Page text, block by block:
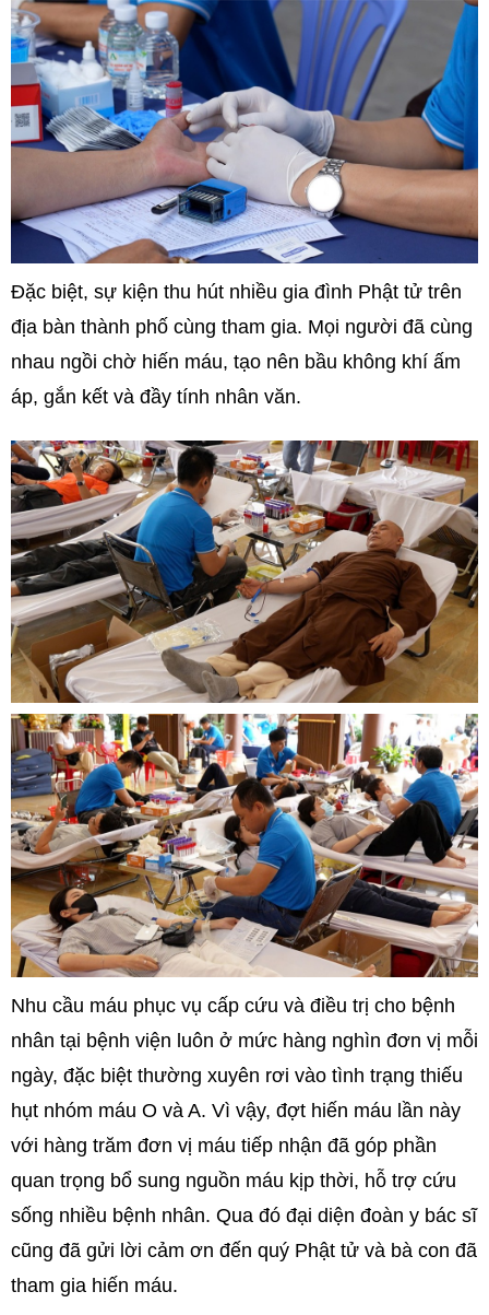
Đặc biệt, sự kiện thu hút nhiều gia đình Phật tử trên
địa bàn thành phố cùng tham gia. Mọi người đã cùng
nhau ngồi chờ hiến máu, tạo nên bầu không khí ấm
áp, gắn kết và đầy tính nhân văn.
Nhu cầu máu phục vụ cấp cứu và điều trị cho bệnh
nhân tại bệnh viện luôn ở mức hàng nghìn đơn vị mỗi
ngày, đặc biệt thường xuyên rơi vào tình trạng thiếu
hụt nhóm máu O và A. Vì vậy, đợt hiến máu lần này
với hàng trăm đơn vị máu tiếp nhận đã góp phần
quan trọng bổ sung nguồn máu kịp thời, hỗ trợ cứu
sống nhiều bệnh nhân. Qua đó đại diện đoàn y bác sĩ
cũng đã gửi lời cảm ơn đến quý Phật tử và bà con đã
tham gia hiến máu.